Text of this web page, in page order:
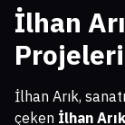
İlhan
İlhan Arık,
çeken İlhan